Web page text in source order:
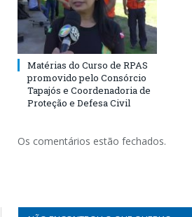
Matérias do Curso de RPAS
promovido pelo Consórcio
Tapajós e Coordenadoria de
Proteção e Defesa Civil
Os comentários estão fechados.